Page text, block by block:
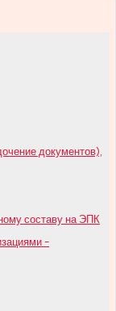
документов),
составу на ЭПК
–